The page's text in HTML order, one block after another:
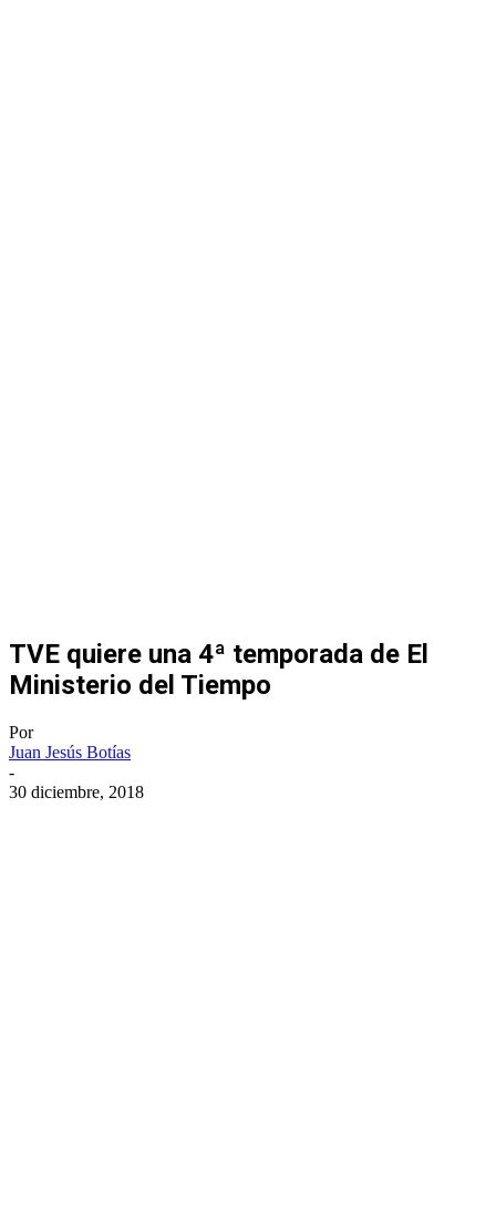
TVE quiere una 4ª temporada de El
Ministerio del Tiempo
Por
Juan Jesús Botías
-
30 diciembre, 2018